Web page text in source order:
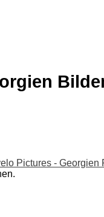
Pictures - Georgien